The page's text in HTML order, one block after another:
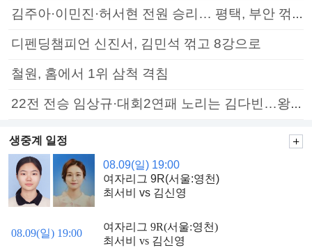
김주아·이민진·허서현 전원 승리… 평택, 부안 꺾고 5연승
디펜딩챔피언 신진서, 김민석 꺾고 8강으로
철원, 홈에서 1위 삼척 격침
22전 전승 임상규·대회2연패 노리는 김다빈…왕중왕전 16강 7일부터
생중계 일정
08.09(일) 19:00
여자리그 9R(서울:영천)
최서비 vs 김신영
08.09(일) 19:00
여자리그 9R(서울:영천)
최서비 vs 김신영